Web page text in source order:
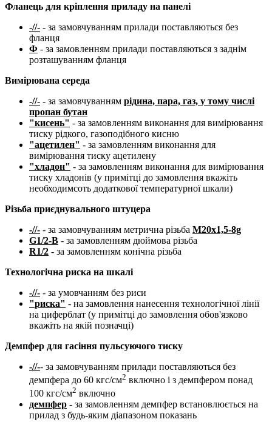
Фланець для кріплення приладу на панелі
-//- - за замовчуванням прилади поставляються без
фланця
Ф - за замовленням прилади поставляються з заднім
розташуванням фланця
Вимірювана середа
-//- - за замовчуванням рідина, пара, газ, у тому числі
пропан бутан
"кисень" - за замовленням виконання для вимірювання
тиску рідкого, газоподібного кисню
"ацетилен" - за замовленням виконання для
вимірювання тиску ацетилену
"хладон" - за замовленням виконання для вимірювання
тиску хладонів (у примітці до замовлення вкажіть
необходимсоть додаткової температурної шкали)
Різьба приєднувального штуцера
-//- - за замовчуванням метрична різьба М20х1,5-8g
G1/2-B - за замовленням дюймова різьба
R1/2 - за замовленням конічна різьба
Технологічна риска на шкалі
-//- - за умовчанням без риси
"риска" - на замовлення нанесення технологічної лінії
на циферблат (у примітці до замовлення обов'язково
вкажіть на якій позначці)
Демпфер для гасіння пульсуючого тиску
-//-- за замовчуванням прилади поставляються без
демпфера до 60 кгс/см2 включно і з демпфером понад
100 кгс/см2 включно
демпфер - за замовленням демпфер встановлюється на
прилад з будь-яким діапазоном показань